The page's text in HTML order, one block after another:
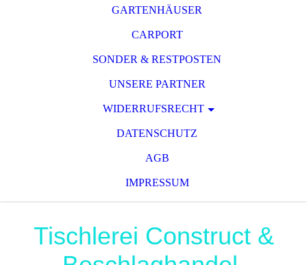
GARTENHÄUSER
CARPORT
SONDER & RESTPOSTEN
UNSERE PARTNER
WIDERRUFSRECHT
DATENSCHUTZ
AGB
IMPRESSUM
Tischlerei Construct &